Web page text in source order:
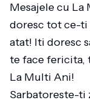
Mesajele cu
doresc tot ce-ti
atat! Iti doresc
te face fericita,
La Multi Ani!
Sarbatoreste-ti